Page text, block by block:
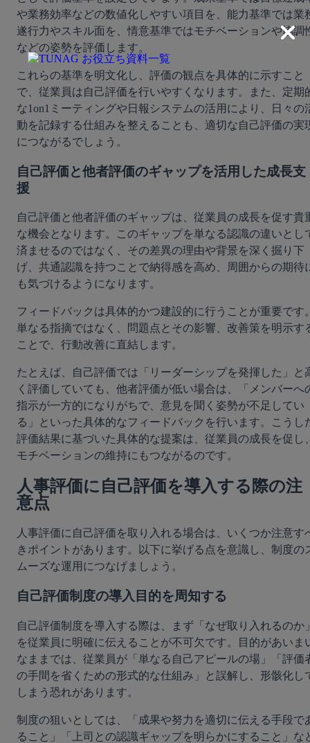
や業務効率などの数値化しやすい項目を、能力基準では業
遂行力やスキル面を、情意基準ではモチベーションや協調
などの姿勢を評価します。
これらの基準を明文化し、評価の観点を具体的に示すこと
で、従業員は自己評価を行いやすくなります。また、定期
な1on1ミーティングや日報システムの活用により、日々の
動を記録する仕組みを整えることも、適切な自己評価の実
につながるでしょう。
自己評価と他者評価のギャップを活用した成長支
援
自己評価と他者評価のギャップは、従業員の成長を促す貴
な機会となります。このギャップを単なる認識の違いとし
済ませるのではなく、その差異の理由や背景を深く掘り下
げ、共通認識を持つことで納得感を高め、周囲からの期待
も気づけるようになります。
フィードバックは具体的かつ建設的に行うことが重要です
単なる指摘ではなく、問題点とその影響、改善策を明示す
ことで、行動改善に直結します。
たとえば、自己評価では「リーダーシップを発揮した」と
く評価していても、他者評価が低い場合は、「メンバーへ
指示が一方的になりがちで、意見を聞く姿勢が不足してい
る」といった具体的なフィードバックを行います。こうし
評価結果に基づいた具体的な提案は、従業員の成長を促し
モチベーションの維持にもつながるのです。
人事評価に自己評価を導入する際の注
意点
人事評価に自己評価を取り入れる場合は、いくつか注意す
きポイントがあります。以下に挙げる点を意識し、制度の
ムーズな運用につなげましょう。
自己評価制度の導入目的を周知する
自己評価制度を導入する際は、まず「なぜ取り入れるのか
を従業員に明確に伝えることが不可欠です。目的があいま
なままでは、従業員が「単なる自己アピールの場」「評価
の手間を省くための形式的な仕組み」と誤解し、形骸化し
しまう恐れがあります。
制度の狙いとしては、「成果や努力を適切に伝える手段で
ること」「上司との認識ギャップを明らかにすること」な